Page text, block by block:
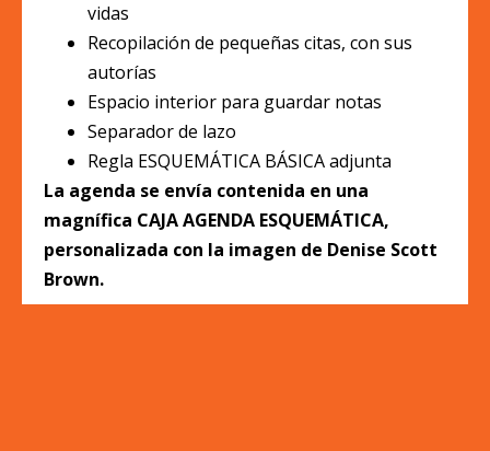
vidas
Recopilación de pequeñas citas, con sus
autorías
Espacio interior para guardar notas
Separador de lazo
Regla ESQUEMÁTICA BÁSICA adjunta
La agenda se envía contenida en una
magnífica CAJA AGENDA ESQUEMÁTICA,
personalizada con la imagen de Denise Scott
Brown.